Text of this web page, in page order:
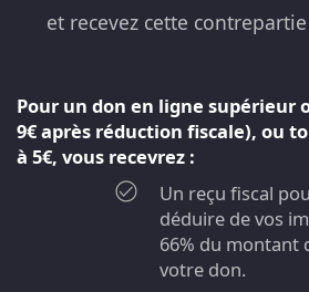
et recevez cette
Pour un don en ligne supérieur
9€ après réduction fiscale), ou
à 5€, vous recevrez :
Un reçu fiscal
déduire de vos
66% du montant
votre don.